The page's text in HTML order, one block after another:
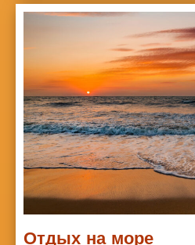
Отдых на море